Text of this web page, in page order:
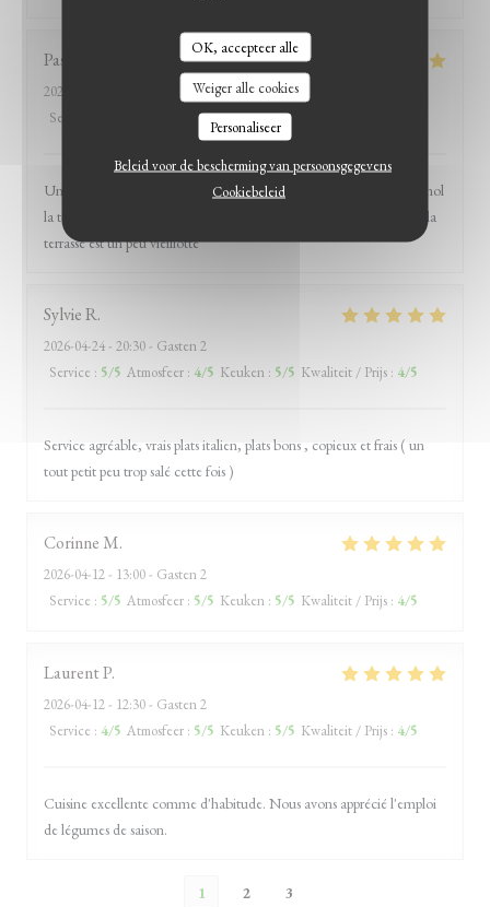
OK, accepteer alle
Weiger alle cookies
Personaliseer
Beleid voor de bescherming van persoonsgegevens
Cookiebeleid
Pascal
2026-06-07
- 12:30 - Gasten 4
Service
5/5 Keuken:5/5
Un accueil chaleureux des plats goûteux et généreux Seul petit bémol
la terrasse est un peu vieillotte Une bonne adresse Seul petit bemol la
terrasse est un peu vieillotte
SylvieR
2026-04-24 - 20:30 - Gasten 2
Service : 5/5 Atmosfeer : 4/5 Keuken : 5/5 Kwaliteit / Prijs : 4/5
Service agréable, vrais plats italien, plats bons , copieux et frais ( un
tout petit peu trop salé cette fois )
Corinne M
2026-04-12- 13:00 - Gasten 2
Service : 5/5 Atmosfeer : 5/5 Keuken : 5/5 Kwaliteit / Prijs : 4/5
LaurentP
2026-04-12- 12:30 - Gasten 2
Service : 4/5 Atmosfeer : 5/5 Keuken : 5/5 Kwaliteit / Prijs : 4/5
Cuisine excellente comme d'habitude. Nous avons apprécié l'emploi
de légumes de saison.
1 2 3